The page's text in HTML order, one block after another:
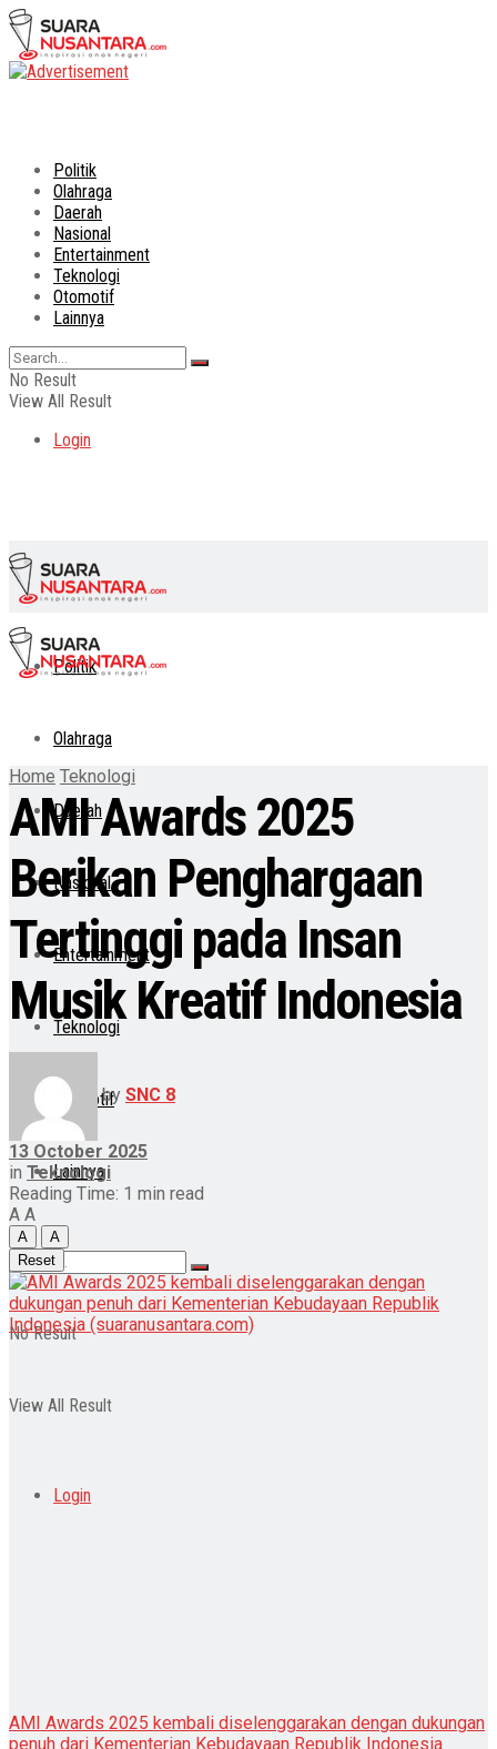
Politik
Olahraga
Daerah
Nasional
Entertainment
Teknologi
Otomotif
Lainnya
No Result
View All Result
Login
Politik
Olahraga
Daerah
Nasional
Entertainment
Teknologi
Otomotif
Lainnya
No Result
View All Result
Login
Home Teknologi
AMI Awards 2025
Berikan Penghargaan
Tertinggi pada Insan
Musik Kreatif Indonesia
by SNC 8
13 October 2025
in Teknologi
Reading Time: 1 min read
A A
A
A
Reset
AMI Awards 2025 kembali diselenggarakan dengan dukungan
penuh dari Kementerian Kebudayaan Republik Indonesia